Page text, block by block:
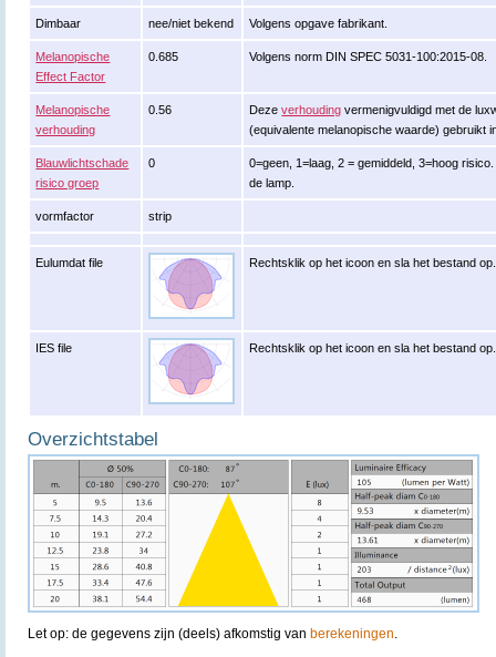
Dimbaar nee/niet bekend Volgens opgave fabrikant.
Melanopische
Effect Factor
0.685 Volgens norm DIN SPEC 5031-100:2015-08.
Melanopische
verhouding
0.56 Dezeverhouding vermenigvuldigd met de
(equivalente melanopische waarde) gebruikt
Blauwlichtschade
risico groep
0
0=geen, 1=laag, 2 = gemiddeld, 3=hoog
de lamp.
vormfactor strip
Eulumdat file Rechtsklik op het icoon en sla het bestand op.
IES file Rechtsklik op het icoon en sla het bestand op.
Overzichtstabel
Let op: de gegevens zijn (deels) afkomstig van berekeningen.